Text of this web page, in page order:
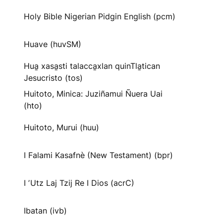
Holy Bible Nigerian Pidgin English (pcm)
Huave (huvSM)
Hua̱ xasa̱sti talacca̱xlan quinTla̱tican
Jesucristo (tos)
Huitoto, Minica: Juziñamui Ñuera Uai
(hto)
Huitoto, Murui (huu)
I Falami Kasafnè (New Testament) (bpr)
I ʼUtz Laj Tzij Re I Dios (acrC)
Ibatan (ivb)